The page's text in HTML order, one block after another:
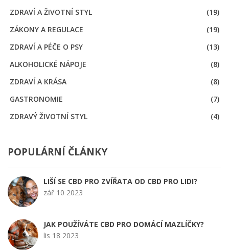
ZDRAVÍ A ŽIVOTNÍ STYL
(19)
ZÁKONY A REGULACE
(19)
ZDRAVÍ A PÉČE O PSY
(13)
ALKOHOLICKÉ NÁPOJE
(8)
ZDRAVÍ A KRÁSA
(8)
GASTRONOMIE
(7)
ZDRAVÝ ŽIVOTNÍ STYL
(4)
POPULÁRNÍ ČLÁNKY
LIŠÍ SE CBD PRO ZVÍŘATA OD CBD PRO LIDI?
zář 10 2023
JAK POUŽÍVÁTE CBD PRO DOMÁCÍ MAZLÍČKY?
lis 18 2023